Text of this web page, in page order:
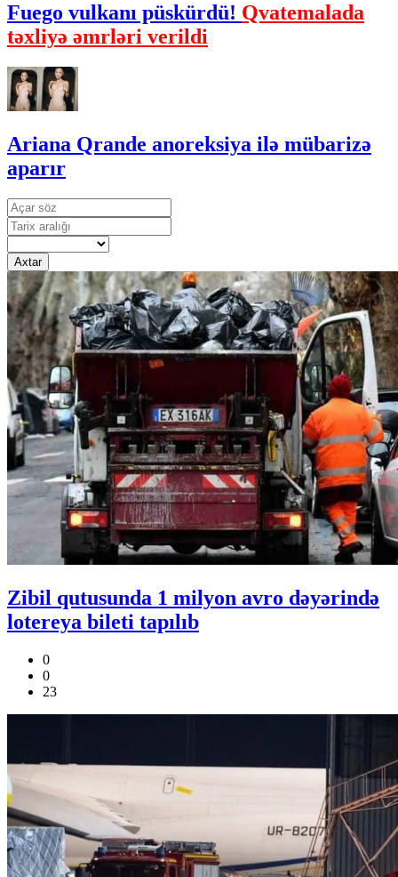
Fuego vulkanı püskürdü! Qvatemalada
təxliyə əmrləri verildi
Ariana Qrande anoreksiya ilə mübarizə
aparır
Axtar
Zibil qutusunda 1 milyon avro dəyərində
lotereya bileti tapılıb
0
0
23